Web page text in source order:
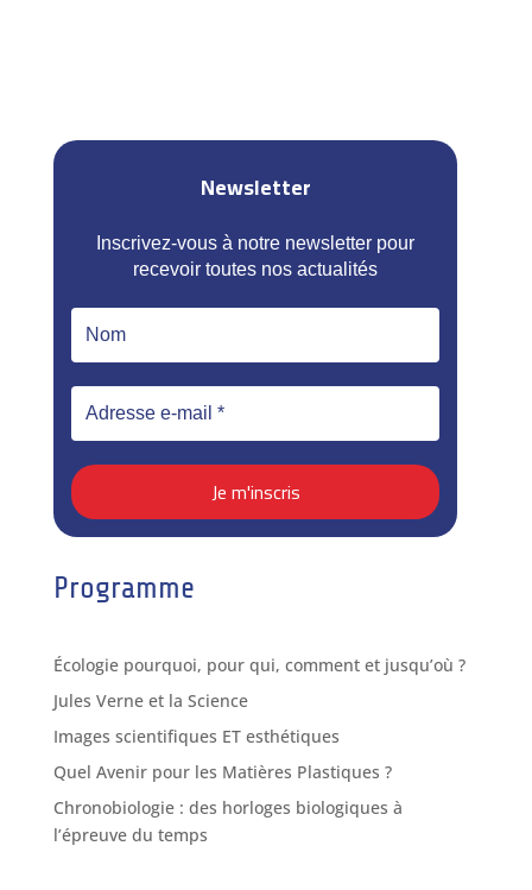
Newsletter
Inscrivez-vous à notre newsletter pour
recevoir toutes nos actualités
Programme
Écologie pourquoi, pour qui, comment et jusqu’où ?
Jules Verne et la Science
Images scientifiques ET esthétiques
Quel Avenir pour les Matières Plastiques ?
Chronobiologie : des horloges biologiques à
l’épreuve du temps